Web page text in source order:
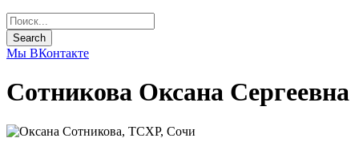
Мы ВКонтакте
Сотникова Оксана Сергеевна